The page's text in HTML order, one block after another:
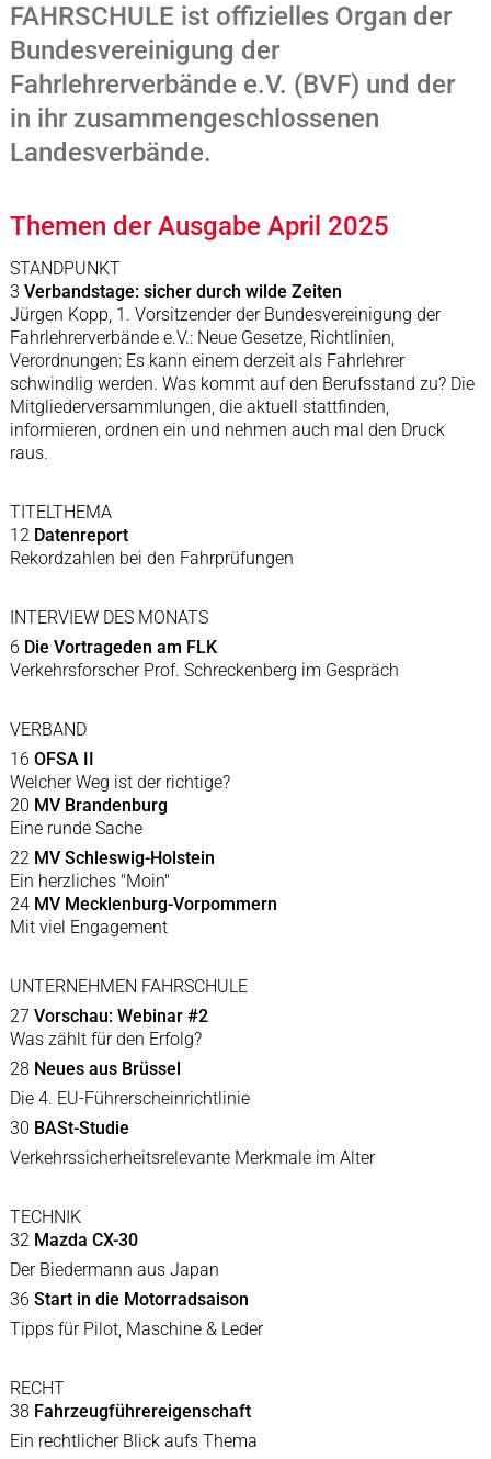
FAHRSCHULE ist offizielles Organ der
Bundesvereinigung der
Fahrlehrerverbände e.V. (BVF) und der
in ihr zusammengeschlossenen
Landesverbände.
Themen der Ausgabe April 2025
STANDPUNKT
3 Verbandstage: sicher durch wilde Zeiten
Jürgen Kopp, 1. Vorsitzender der Bundesvereinigung der
Fahrlehrerverbände e.V.: Neue Gesetze, Richtlinien,
Verordnungen: Es kann einem derzeit als Fahrlehrer
schwindlig werden. Was kommt auf den Berufsstand zu? Die
Mitgliederversammlungen, die aktuell stattfinden,
informieren, ordnen ein und nehmen auch mal den Druck
raus.
TITELTHEMA
12 Datenreport
Rekordzahlen bei den Fahrprüfungen
INTERVIEW DES MONATS
6 Die Vortrageden am FLK
Verkehrsforscher Prof. Schreckenberg im Gespräch
VERBAND
16 OFSA II
Welcher Weg ist der richtige?
20 MV Brandenburg
Eine runde Sache
22 MV Schleswig-Holstein
Ein herzliches "Moin"
24 MV Mecklenburg-Vorpommern
Mit viel Engagement
UNTERNEHMEN FAHRSCHULE
27 Vorschau: Webinar #2
Was zählt für den Erfolg?
28 Neues aus Brüssel
Die 4. EU-Führerscheinrichtlinie
30 BASt-Studie
Verkehrssicherheitsrelevante Merkmale im Alter
TECHNIK
32 Mazda CX-30
Der Biedermann aus Japan
36 Start in die Motorradsaison
Tipps für Pilot, Maschine & Leder
RECHT
38 Fahrzeugführereigenschaft
Ein rechtlicher Blick aufs Thema